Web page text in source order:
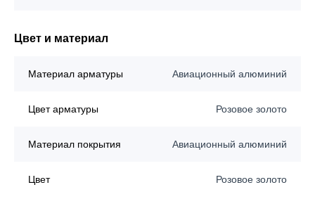
Цвет и материал
Материал арматуры Авиационный алюминий
Цвет арматуры Розовое золото
Материал покрытия Авиационный алюминий
Цвет Розовое золото